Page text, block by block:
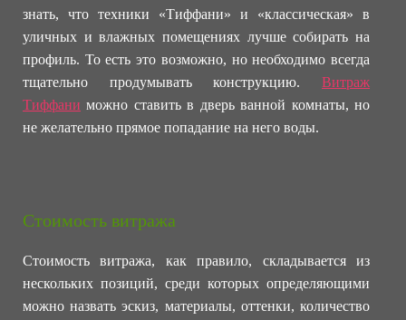
знать, что техники «Тиффани» и «классическая» в
уличных и влажных помещениях лучше собирать на
профиль. То есть это возможно, но необходимо всегда
тщательно продумывать конструкцию. Витраж
Тиффани можно ставить в дверь ванной комнаты, но
не желательно прямое попадание на него воды.
Стоимость витража
Стоимость витража, как правило, складывается из
нескольких позиций, среди которых определяющими
можно назвать эскиз, материалы, оттенки, количество